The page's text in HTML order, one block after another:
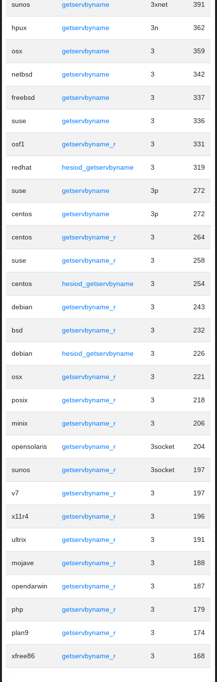
sunos getservbyname 3xnet 391
hpux getservbyname 3n 362
osx getservbyname 3 359
netbsd getservbyname 3 342
freebsd getservbyname 3 337
suse getservbyname 3 336
osf1 getservbyname_r 3 331
redhat hesiod_getservbyname 3 319
suse getservbyname 3p 272
centos getservbyname 3p 272
centos getservbyname_r 3 264
suse getservbyname_r 3 258
centos hesiod_getservbyname 3 254
debian getservbyname_r 3 243
bsd getservbyname_r 3 232
debian hesiod_getservbyname 3 226
osx getservbyname_r 3 221
posix getservbyname_r 3 218
minix getservbyname_r 3 206
opensolaris getservbyname_r 3socket 204
sunos getservbyname_r 3socket 197
v7 getservbyname_r 3 197
x11r4 getservbyname_r 3 196
ultrix getservbyname_r 3 191
mojave getservbyname_r 3 188
opendarwin getservbyname_r 3 187
php getservbyname_r 3 179
plan9 getservbyname_r 3 174
xfree86 getservbyname_r 3 168